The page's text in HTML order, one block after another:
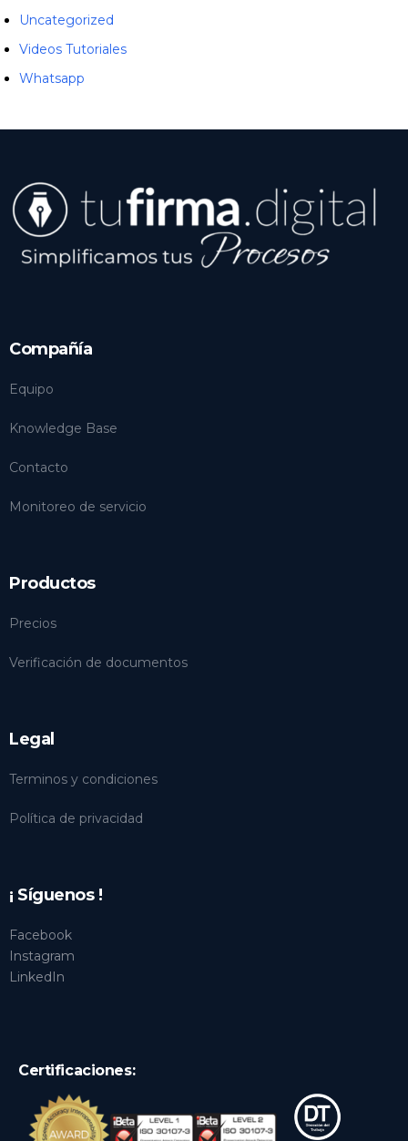
Uncategorized
Videos Tutoriales
Whatsapp
Compañía
Equipo
Knowledge Base
Contacto
Monitoreo de servicio
Productos
Precios
Verificación de documentos
Legal
Terminos y condiciones
Política de privacidad
¡ Síguenos !
Facebook
Instagram
LinkedIn
Certificaciones: